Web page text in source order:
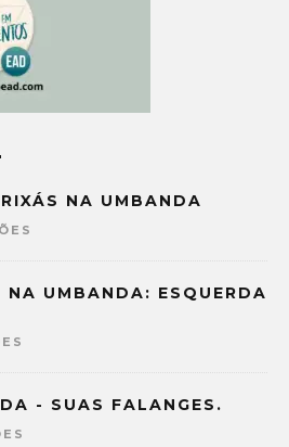
NA UMBANDA
UMBANDA: ESQUERDA
- SUAS FALANGES.